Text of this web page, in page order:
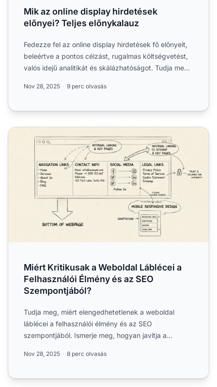
Mik az online display hirdetések
előnyei? Teljes előnykalauz
Fedezze fel az online display hirdetések fő előnyeit,
beleértve a pontos célzást, rugalmas költségvetést,
valós idejű analitikát és skálázhatóságot. Tudja meg,
Nov 28, 2025 9 perc olvasás
Miért Kritikusak a Weboldal Láblécei a Felhasználói
Miért Kritikusak a Weboldal Láblécei a
Felhasználói Élmény és az SEO
Szempontjából?
Tudja meg, miért elengedhetetlenek a weboldal
láblécei a felhasználói élmény és az SEO
szempontjából. Ismerje meg, hogyan javítja a
Nov 28, 2025 8 perc olvasás